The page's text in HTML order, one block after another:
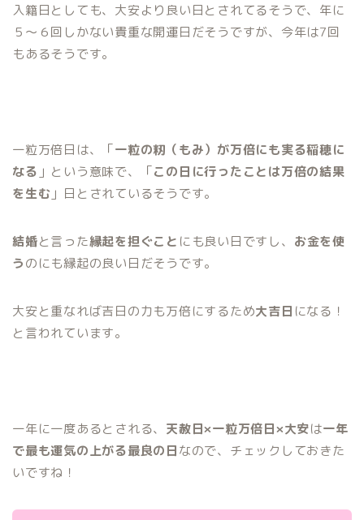
入籍日としても、大安より良い日とされてるそうで、年に
５〜６回しかない貴重な開運日だそうですが、今年は7回
もあるそうです。
一粒万倍日は、「一粒の籾（もみ）が万倍にも実る稲穂に
なる 」という意味で、「この日に行ったことは万倍の結果
を生む 」日とされているそうです。
結婚と言った縁起を担ぐこと にも良い日ですし、 お金を使
うのにも縁起の良い日だそうです。
大安と重なれば吉日の力も万倍にするため大吉日 になる！
と言われています。
一年に一度あるとされる、 天赦日×一粒万倍日×大安は一年
で最も運気の上がる最良の日なので、チェックしておきた
いですね！